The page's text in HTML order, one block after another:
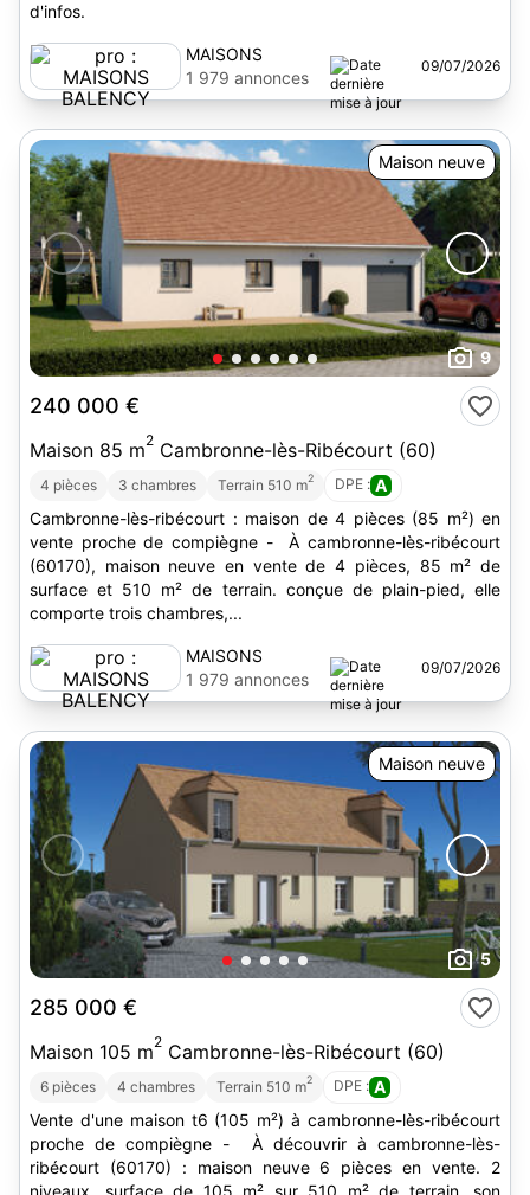
d'infos.
MAISONS
BALENCY
1 979 annonces
09/07/2026
Maison neuve
9
240 000 €
Maison 85 m2 Cambronne-lès-Ribécourt (60)
4 pièces 3 chambres Terrain 510 m2 DPE : A
Cambronne-lès-ribécourt : maison de 4 pièces (85 m²) en
vente proche de compiègne - À cambronne-lès-ribécourt
(60170), maison neuve en vente de 4 pièces, 85 m² de
surface et 510 m² de terrain. conçue de plain-pied, elle
comporte trois chambres,...
MAISONS
BALENCY
1 979 annonces
09/07/2026
Maison neuve
5
285 000 €
Maison 105 m2 Cambronne-lès-Ribécourt (60)
6 pièces 4 chambres Terrain 510 m2 DPE : A
Vente d'une maison t6 (105 m²) à cambronne-lès-ribécourt
proche de compiègne - À découvrir à cambronne-lès-
ribécourt (60170) : maison neuve 6 pièces en vente. 2
niveaux, surface de 105 m² sur 510 m² de terrain. son